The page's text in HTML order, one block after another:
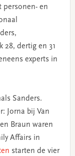
personen- en
28, dertig en 31
experts in
Sanders.
Jorna bij Van
Braun waren
Affairs in
starten de vier